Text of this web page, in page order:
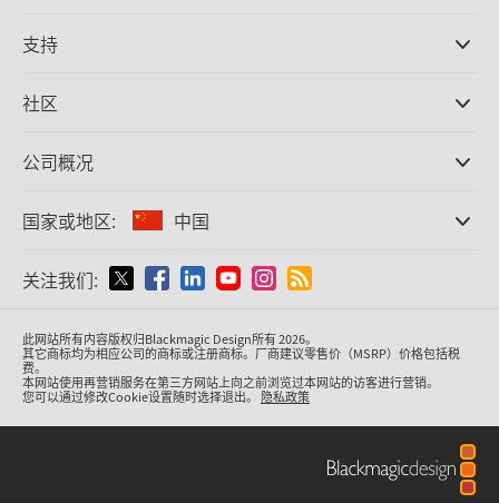
DaVinci Resolve和Fusion软件
Ultimatte
采集和输出
格式转换
网络存储
信号分配
流媒体直播及编码
支持
支持中心
社区
公司概况
关于我们
媒体
国家或地区: 中国
请选择国家或地区
Australia
Austria
关注我们:
此网站所有内容版权归Blackmagic Design所有 2026。
其它商标均为相应公司的商标或注册商标。厂商建议零售价（MSRP）价格包括税
费。
本网站使用再营销服务在第三方网站上向之前浏览过本网站的访客进行营销。
您可以通过修改Cookie设置随时选择退出。 隐私政策